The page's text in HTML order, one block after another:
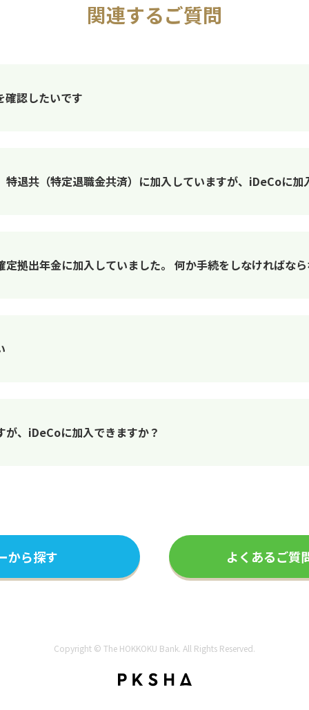
関連するご質問
認したいです
退共（特定退職金共済）に加入していますが、iDeCoに加
拠出年金に加入していました。 何か手続をしなければな
、iDeCoに加入できますか？
から探す よくあるご質
Copyright © The HOKKOKU Bank. All Rights Reserved.